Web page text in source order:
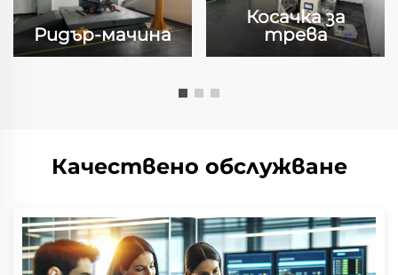
Ридър-мачина
Косачка за
трева
Качествено обслужване